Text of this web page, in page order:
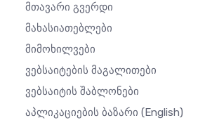
Მთავარი Გვერდი
Მახასიათებლები
Მიმოხილვები
Ვებსაიტების Მაგალითები
Ვებსაიტის Შაბლონები
Აპლიკაციების Ბაზარი (English)